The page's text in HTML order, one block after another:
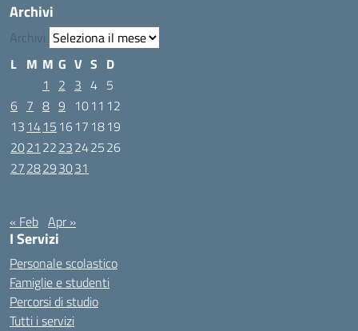
Archivi
Archivi
L M M G V S D
1
2 3 4 5
6 7 8 9 1011 12
13 1415 1617 1819
2021 2223242526
2728293031
« Feb Apr »
I Servizi
Personale scolastico
Famiglie e studenti
Percorsi di studio
Tutti i servizi